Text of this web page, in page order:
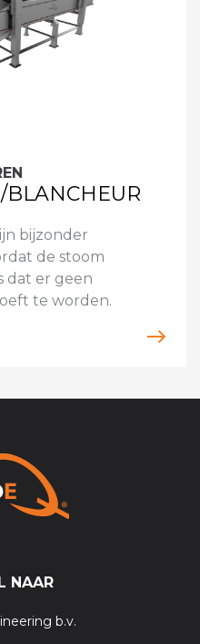
BLANCHEUR
bijzonder
de stoom
dat er geen
te worden.
NAAR
b.v.